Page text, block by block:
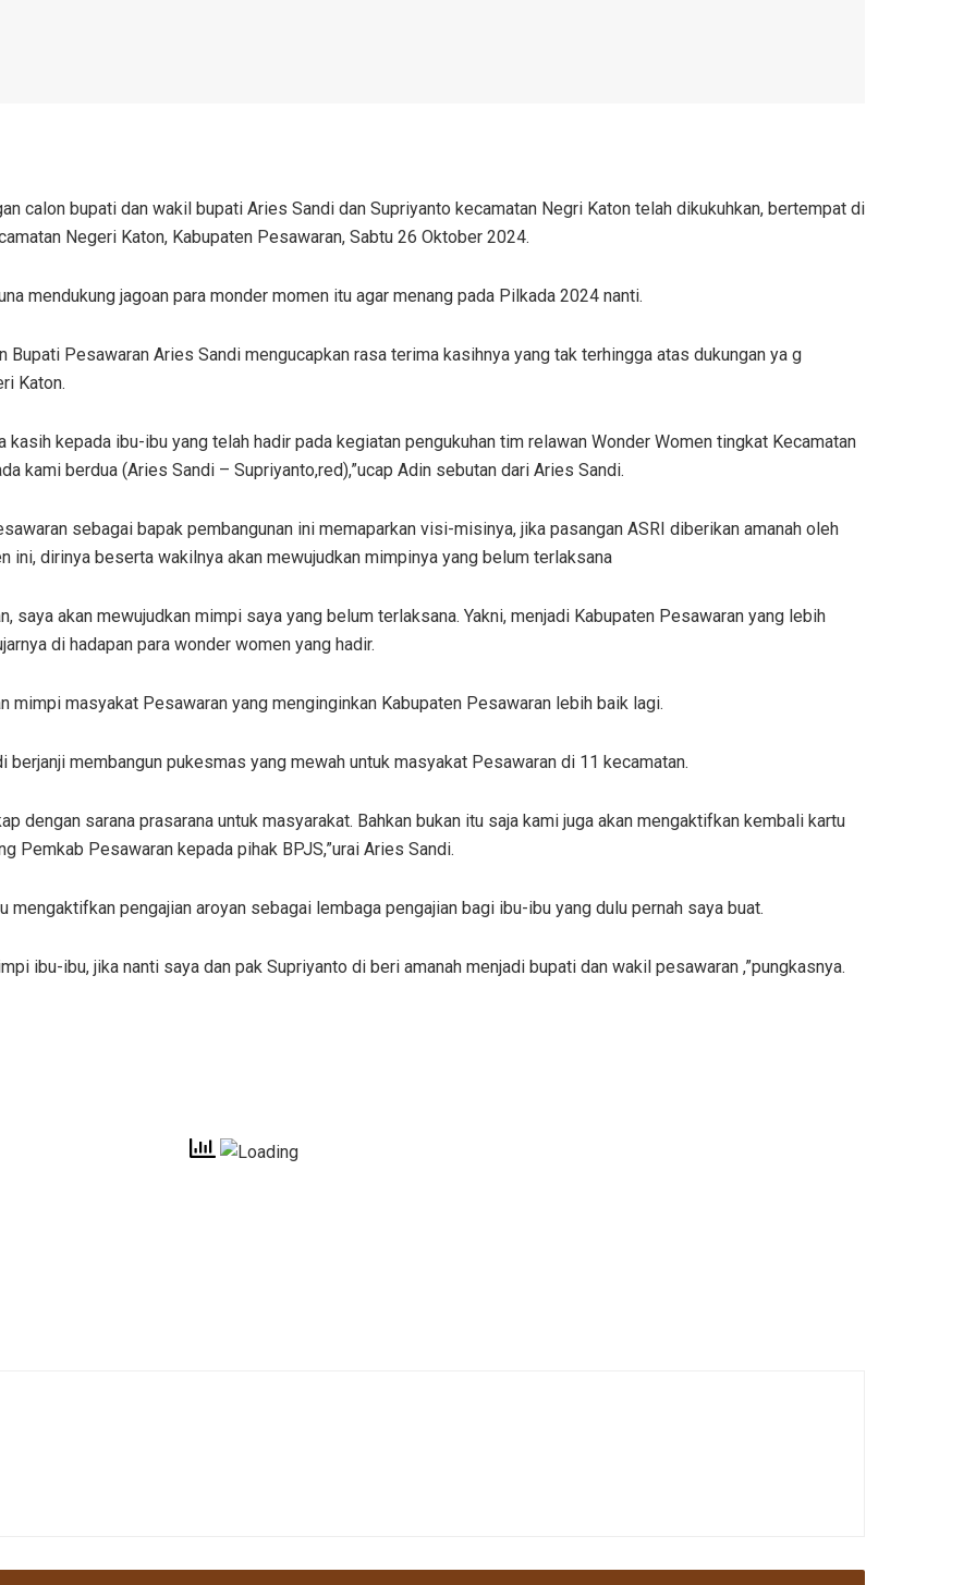
calon bupati dan wakil bupati Aries Sandi dan Supriyanto kecamatan Negri Katon telah dikukuhkan, bertempat di
Negeri Katon, Kabupaten Pesawaran, Sabtu 26 Oktober 2024.
mendukung jagoan para monder momen itu agar menang pada Pilkada 2024 nanti.
Bupati Pesawaran Aries Sandi mengucapkan rasa terima kasihnya yang tak terhingga atas dukungan ya g
Katon.
kasih kepada ibu-ibu yang telah hadir pada kegiatan pengukuhan tim relawan Wonder Women tingkat Kecamatan
kami berdua (Aries Sandi – Supriyanto,red),”ucap Adin sebutan dari Aries Sandi.
sebagai bapak pembangunan ini memaparkan visi-misinya, jika pasangan ASRI diberikan amanah oleh
ini, dirinya beserta wakilnya akan mewujudkan mimpinya yang belum terlaksana
saya akan mewujudkan mimpi saya yang belum terlaksana. Yakni, menjadi Kabupaten Pesawaran yang lebih
di hadapan para wonder women yang hadir.
mimpi masyakat Pesawaran yang menginginkan Kabupaten Pesawaran lebih baik lagi.
berjanji membangun pukesmas yang mewah untuk masyakat Pesawaran di 11 kecamatan.
dengan sarana prasarana untuk masyarakat. Bahkan bukan itu saja kami juga akan mengaktifkan kembali kartu
Pemkab Pesawaran kepada pihak BPJS,”urai Aries Sandi.
mengaktifkan pengajian aroyan sebagai lembaga pengajian bagi ibu-ibu yang dulu pernah saya buat.
ibu-ibu, jika nanti saya dan pak Supriyanto di beri amanah menjadi bupati dan wakil pesawaran ,”pungkasnya.